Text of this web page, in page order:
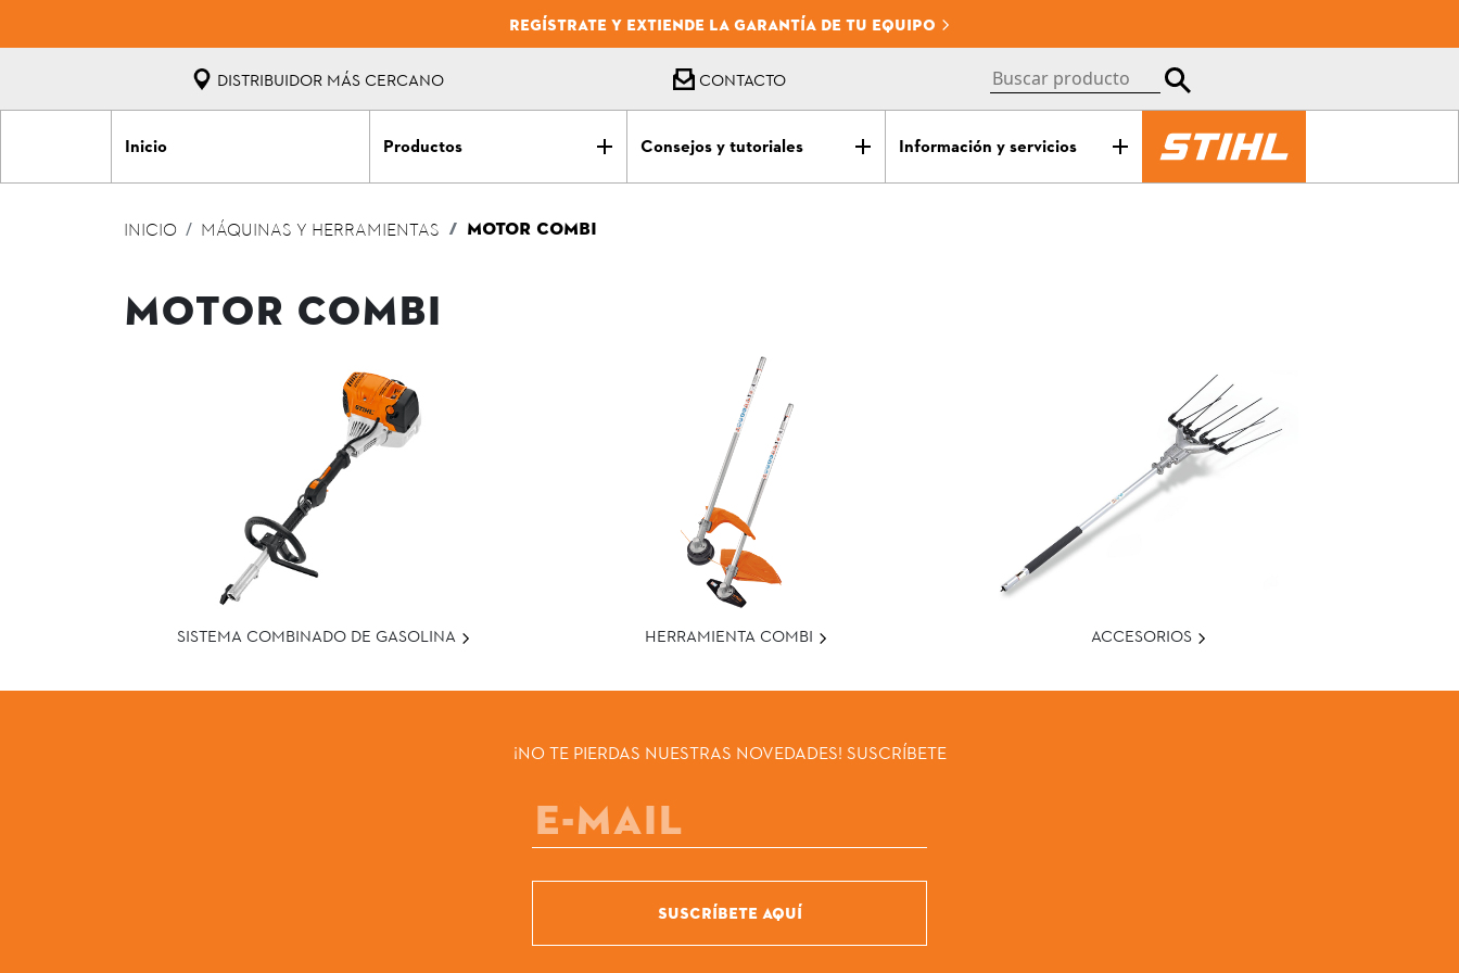
REGÍSTRATE Y EXTIENDE LA GARANTÍA DE TU EQUIPO
DISTRIBUIDOR MÁS CERCANO CONTACTO
Inicio Productos Consejos y tutoriales Información y servicios
INICIO MÁQUINAS Y HERRAMIENTAS MOTOR COMBI
MOTOR COMBI
SISTEMA COMBINADO DE GASOLINA HERRAMIENTA COMBI ACCESORIOS
¡NO TE PIERDAS NUESTRAS NOVEDADES! SUSCRÍBETE
SUSCRÍBETE AQUÍ